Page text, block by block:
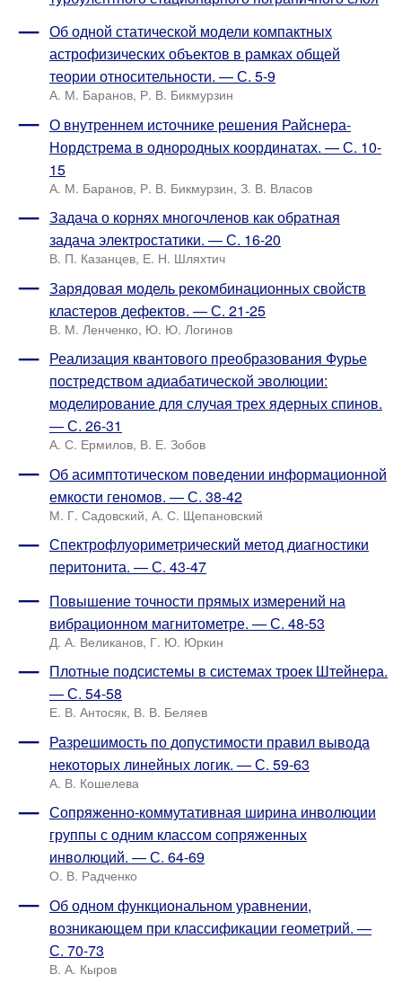
Об одной статической модели компактных
астрофизических объектов в рамках общей
теории относительности. — С. 5-9
А. М. Баранов, Р. В. Бикмурзин
О внутреннем источнике решения Райснера-
Нордстрема в однородных координатах. — С. 10-
15
А. М. Баранов, Р. В. Бикмурзин, З. В. Власов
Задача о корнях многочленов как обратная
задача электростатики. — С. 16-20
В. П. Казанцев, Е. Н. Шляхтич
Зарядовая модель рекомбинационных свойств
кластеров дефектов. — С. 21-25
В. М. Ленченко, Ю. Ю. Логинов
Реализация квантового преобразования Фурье
постредством адиабатической эволюции:
моделирование для случая трех ядерных спинов.
— С. 26-31
А. С. Ермилов, В. Е. Зобов
Об асимптотическом поведении информационной
емкости геномов. — С. 38-42
М. Г. Садовский, А. С. Щепановский
Спектрофлуориметрический метод диагностики
перитонита. — С. 43-47
Повышение точности прямых измерений на
вибрационном магнитометре. — С. 48-53
Д. А. Великанов, Г. Ю. Юркин
Плотные подсистемы в системах троек Штейнера.
— С. 54-58
Е. В. Антосяк, В. В. Беляев
Разрешимость по допустимости правил вывода
некоторых линейных логик. — С. 59-63
А. В. Кошелева
Сопряженно-коммутативная ширина инволюции
группы с одним классом сопряженных
инволюций. — С. 64-69
О. В. Радченко
Об одном функциональном уравнении,
возникающем при классификации геометрий. —
С. 70-73
В. А. Кыров